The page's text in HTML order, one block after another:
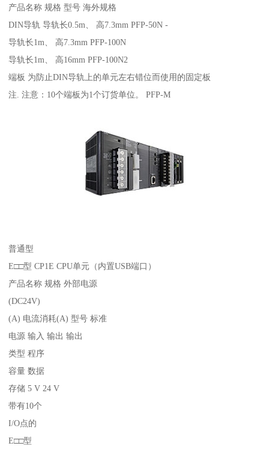
产品名称 规格 型号 海外规格
DIN导轨 导轨长0.5m、 高7.3mm PFP-50N -
导轨长1m、 高7.3mm PFP-100N
导轨长1m、 高16mm PFP-100N2
端板 为防止DIN导轨上的单元左右错位而使用的固定板
注. 注意：10个端板为1个订货单位。 PFP-M
普通型
E□□型 CP1E CPU单元（内置USB端口）
产品名称 规格 外部电源
(DC24V)
(A) 电流消耗(A) 型号 标准
电源 输入 输出 输出
类型 程序
容量 数据
存储 5 V 24 V
带有10个
I/O点的
E□□型